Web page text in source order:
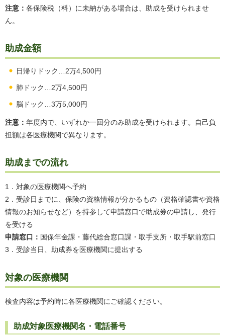
注意： 各保険税（料）に未納がある場合は、助成を受けられませ
ん。
助成金額
日帰りドック…2万4,500円
肺ドック…2万4,500円
脳ドック…3万5,000円
注意： 年度内で、いずれか一回分のみ助成を受けられます。自己負
担額は各医療機関で異なります。
助成までの流れ
1．対象の医療機関へ予約
2．受診日までに、保険の資格情報が分かるもの（資格確認書や資格
情報のお知らせなど）を持参して申請窓口で助成券の申請し、発行
を受ける
申請窓口： 国保年金課・藤代総合窓口課・取手支所・取手駅前窓口
3．受診当日、助成券を医療機関に提出する
対象の医療機関
検査内容は予約時に各医療機関にご確認ください。
助成対象医療機関名・電話番号